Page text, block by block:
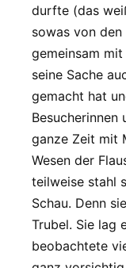
durfte (das
sowas von
gemeinsam
seine Sache
gemacht hat
Besucherinnen
ganze Zeit mit
Wesen der
teilweise stahl
Schau. Denn
Trubel. Sie lag
beobachtete